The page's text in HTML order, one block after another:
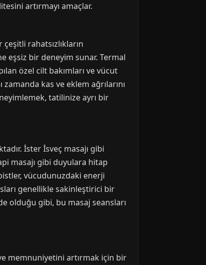
artırmayı amaçlar.
rahatsızlıkların
eşsiz bir deneyim sunar. Termal
özel cilt bakımları ve vücut
kas ve eklem ağrılarını
tatilinize ayrı bir
İster İsveç masajı gibi
masajı gibi duyulara hitap
vücudunuzdaki enerji
genellikle sakinleştirici bir
olduğu gibi, bu masaj seansları
memnuniyetini artırmak için bir